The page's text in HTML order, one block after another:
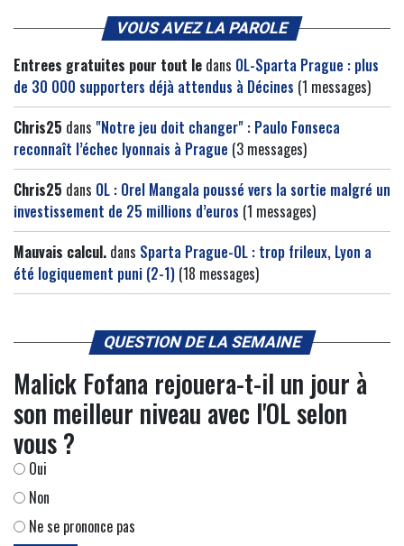
VOUS AVEZ LA PAROLE
Entrees gratuites pour tout le dans OL-Sparta Prague : plus
de 30 000 supporters déjà attendus à Décines (1 messages)
Chris25 dans "Notre jeu doit changer" : Paulo Fonseca
reconnaît l’échec lyonnais à Prague (3 messages)
Chris25 dans OL : Orel Mangala poussé vers la sortie malgré un
investissement de 25 millions d’euros (1 messages)
Mauvais calcul. dans Sparta Prague-OL : trop frileux, Lyon a
été logiquement puni (2-1) (18 messages)
QUESTION DE LA SEMAINE
Malick Fofana rejouera-t-il un jour à
son meilleur niveau avec l'OL selon
vous ?
Oui
Non
Ne se prononce pas